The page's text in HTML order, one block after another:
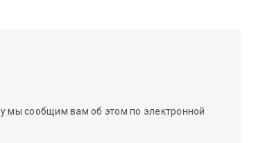
мы сообщим вам об этом по электронной